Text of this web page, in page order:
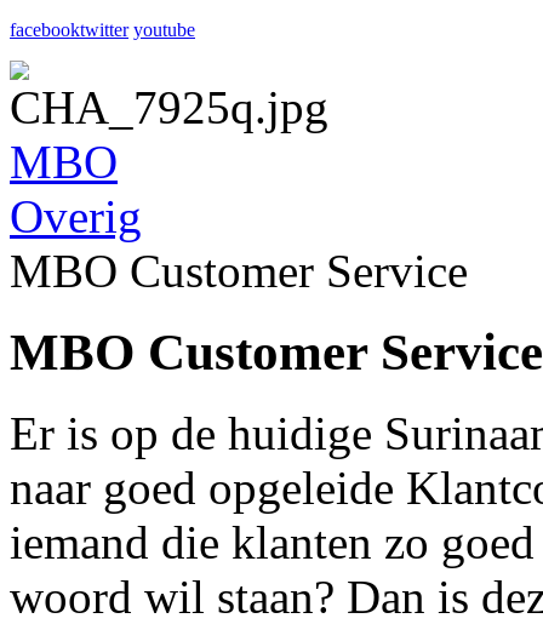
facebooktwitter youtube
MBO
Overig
MBO Customer Service
MBO Customer Service
Er is op de huidige
naar goed opgeleide
iemand die klanten zo
woord wil staan? Dan is